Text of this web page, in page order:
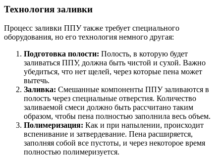
Технология заливки
Процесс заливки ППУ также требует специального
оборудования, но его технология немного другая:
Подготовка полости: Полость, в которую будет
заливаться ППУ, должна быть чистой и сухой. Важно
убедиться, что нет щелей, через которые пена может
вытечь.
Заливка: Смешанные компоненты ППУ заливаются в
полость через специальные отверстия. Количество
заливаемой смеси должно быть рассчитано таким
образом, чтобы пена полностью заполнила весь объем.
Полимеризация: Как и при напылении, происходит
вспенивание и затвердевание. Пена расширяется,
заполняя собой все пустоты, и через некоторое время
полностью полимеризуется.